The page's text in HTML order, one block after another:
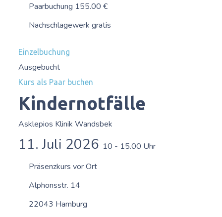
Paarbuchung 155.00 €
Nachschlagewerk gratis
Einzelbuchung
Ausgebucht
Kurs als Paar buchen
Kindernotfälle
Asklepios Klinik Wandsbek
11. Juli 2026 10 - 15.00 Uhr
Präsenzkurs vor Ort
Alphonsstr. 14
22043 Hamburg